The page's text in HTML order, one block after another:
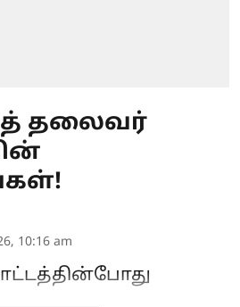
தலைவர்
10:16 am